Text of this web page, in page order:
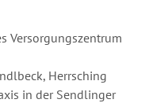
Versorgungszentrum
Herrsching
in der Sendlinger